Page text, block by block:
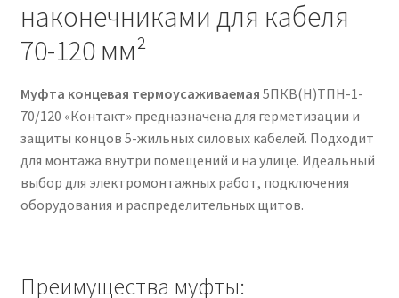
наконечниками для кабеля
70-120 мм²
Муфта концевая термоусаживаемая 5ПКВ(Н)ТПН-1-
70/120 «Контакт» предназначена для герметизации и
защиты концов 5-жильных силовых кабелей. Подходит
для монтажа внутри помещений и на улице. Идеальный
выбор для электромонтажных работ, подключения
оборудования и распределительных щитов.
Преимущества муфты: